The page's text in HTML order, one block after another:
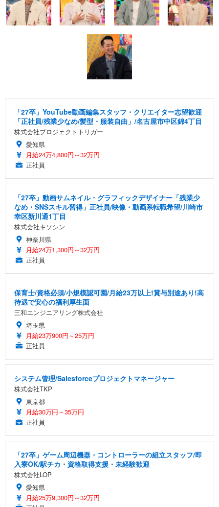
「27卒」YouTube動画編集スタッフ・クリエイター志望歓迎
「正社員/残業少なめ/髪型・服装自由」/名古屋市中区錦4丁目
株式会社プロジェクトトリガー
愛知県
月給24万4,800円～32万円
正社員
「27卒」動画サムネイル・グラフィックデザイナー「残業少
なめ・SNSスキル習得」正社員/映像・動画系転職希望/川崎市
幸区新川通1丁目
株式会社キソシン
神奈川県
月給24万1,300円～32万円
正社員
保育士/資格必須/小規模認可園/月給23万以上!賞与別途あり!高
待遇で安心の福利厚生面
三和エンジニアリング株式会社
埼玉県
月給23万900円～25万円
正社員
システム管理/Salesforceプロジェクトマネージャー
株式会社TKP
東京都
月給30万円～35万円
正社員
「27卒」ゲーム周辺機器・コントローラーの組立スタッフ/即
入寮OK/駅チカ・資格取得支援・未経験歓迎
株式会社LOP
愛知県
月給25万9,300円～32万円